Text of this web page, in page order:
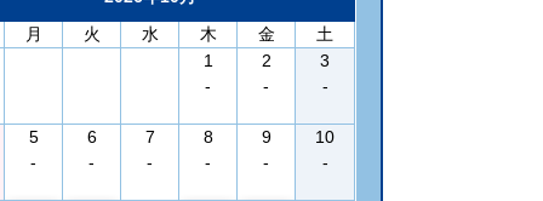
月
火 水 木 金
土
1
-
2
-
3
-
5
-
6
-
7
-
8
-
9
-
10
-